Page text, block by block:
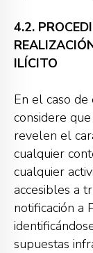
4.2.
ILÍCITO
En el caso
considere
revelen el
cualquier
cualquier
accesibles a
notificación a
supuestas